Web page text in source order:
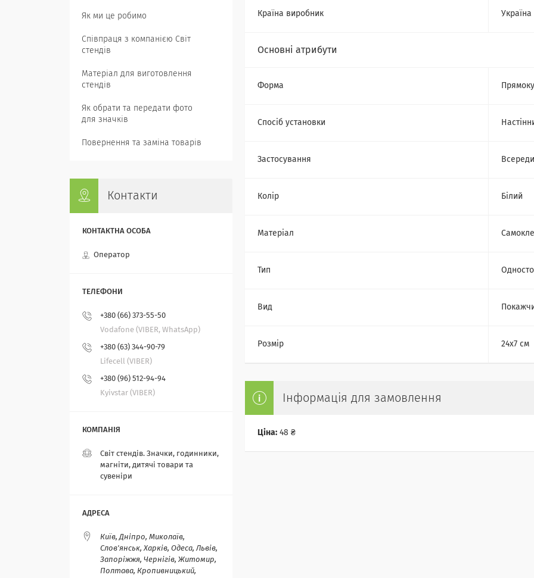
Країна виробник Україна
Основні атрибути
Форма
Спосіб установки
Застосування
Колір Білий
Матеріал
Тип
Вид
Розмір 24х7 см
Інформація для замовлення
Ціна: 48 ₴
Як ми це робимо
Співпраця з компанією Світ
стендів
Матеріал для виготовлення
стендів
Як обрати та передати фото
для значків
Повернення та заміна товарів
Контакти
Оператор
+380 (66) 373-55-50
Vodafone (VIBER, WhatsApp)
+380 (63) 344-90-79
Lifecell (VIBER)
+380 (96) 512-94-94
Kyivstar (VIBER)
Світ стендів. Значки, годинники,
магніти, дитячі товари та
сувеніри
Київ, Дніпро, Миколаїв,
Слов'янськ, Харків, Одеса, Львів,
Запоріжжя, Чернігів, Житомир,
Полтава, Кропивницький,